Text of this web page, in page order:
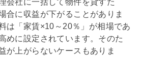
合に収益が下がることがありま
は「家賃×10～20％」が相場であ
めに設定されています。そのた
が上がらないケースもありま